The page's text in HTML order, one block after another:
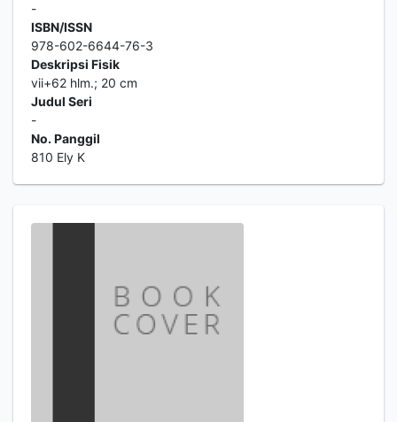
-
ISBN/ISSN
978-602-6644-76-3
Deskripsi Fisik
vii+62 hlm.; 20 cm
Judul Seri
-
No. Panggil
810 Ely K